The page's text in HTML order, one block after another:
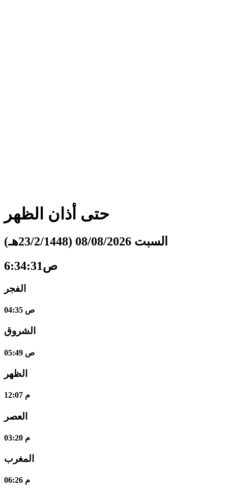
حتى أذان الظهر
السبت 08/08/2026 (23/2/1448هـ)
6:34:32ص
الفجر
04:35 ص
الشروق
05:49 ص
الظهر
12:07 م
العصر
03:20 م
المغرب
06:26 م